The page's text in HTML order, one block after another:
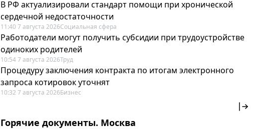
В РФ актуализировали стандарт помощи при хронической
сердечной недостаточности
11:40 7 августа 2026Социальная сфера
Работодатели могут получить субсидии при трудоустройстве
одиноких родителей
10:54 7 августа 2026Труд
Процедуру заключения контракта по итогам электронного
запроса котировок уточнят
10:32 7 августа 2026Бизнес
Горячие документы. Москва